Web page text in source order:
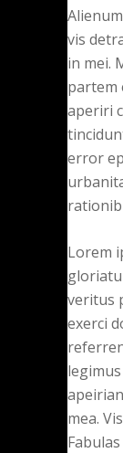
vis
in mei.
partem
aperiri
error
Lorem
veritus
exerci
mea.